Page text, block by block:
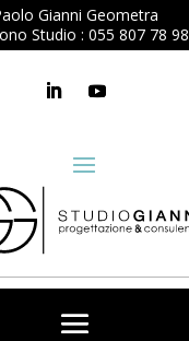
Gianni Geometra
Studio : 055 807 78 98